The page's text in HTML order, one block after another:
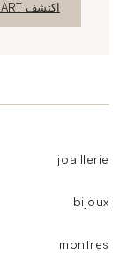
نافذة جديدة
اكتشف CC ART
joaillerie
bijoux
montres